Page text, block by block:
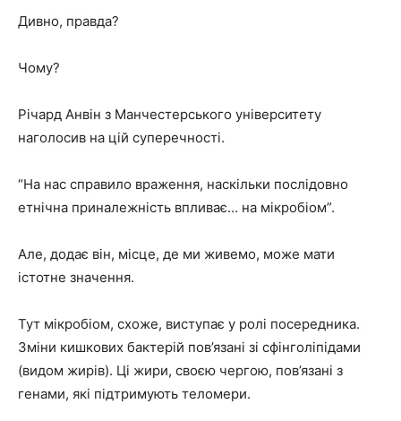
Дивно, правда?
Чому?
Річард Анвін з Манчестерського університету
наголосив на цій суперечності.
“На нас справило враження, наскільки послідовно
етнічна приналежність впливає… на мікробіом”.
Але, додає він, місце, де ми живемо, може мати
істотне значення.
Тут мікробіом, схоже, виступає у ролі посередника.
Зміни кишкових бактерій пов’язані зі сфінголіпідами
(видом жирів). Ці жири, своєю чергою, пов’язані з
генами, які підтримують теломери.